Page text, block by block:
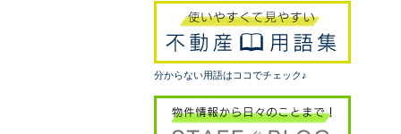
分からない用語はココでチェック♪